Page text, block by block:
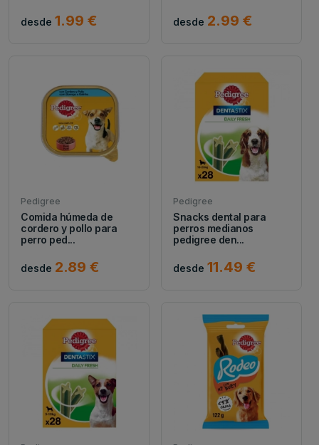
desde 1.99 € desde 2.99 €
Pedigree
Comida húmeda de
cordero y pollo para
perro ped...
desde 2.89 €
Pedigree
Snacks dental para
perros medianos
pedigree den...
desde 11.49 €